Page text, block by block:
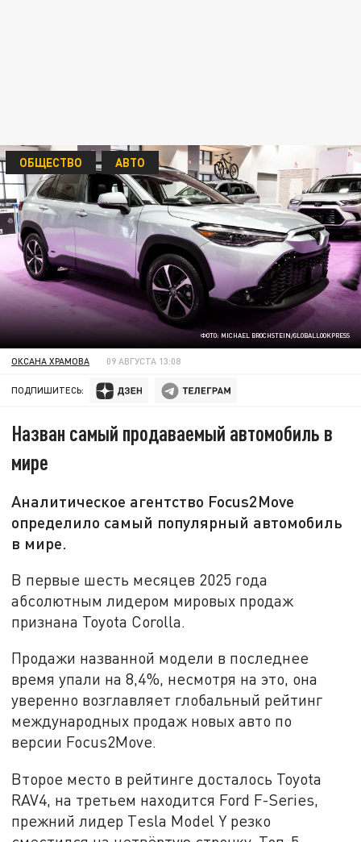
ФОТО: MICHAEL BROCHSTEIN/GLOBALLOOKPRESS
ОБЩЕСТВО АВТО
ОКСАНА ХРАМОВА 09 АВГУСТА 13:08
ПОДПИШИТЕСЬ:
Назван самый продаваемый автомобиль в
мире
Аналитическое агентство Focus2Move
определило самый популярный автомобиль
в мире.
В первые шесть месяцев 2025 года
абсолютным лидером мировых продаж
признана Toyota Corolla.
Продажи названной модели в последнее
время упали на 8,4%, несмотря на это, она
уверенно возглавляет глобальный рейтинг
международных продаж новых авто по
версии Focus2Move.
Второе место в рейтинге досталось Toyota
RAV4, на третьем находится Ford F-Series,
прежний лидер Тesla Model Y резко